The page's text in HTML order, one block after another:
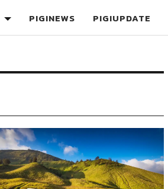
PIGINEWS PIGIUPDATE